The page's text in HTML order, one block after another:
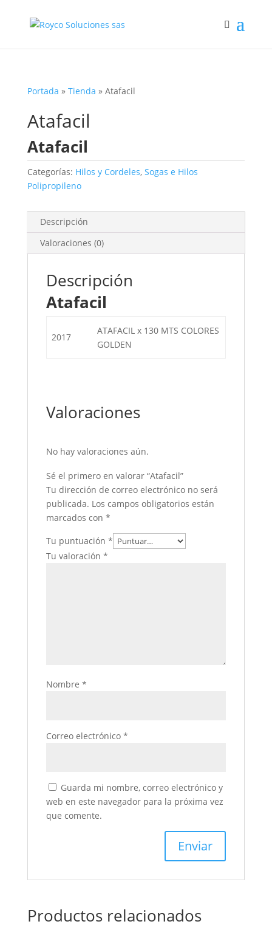
Portada » Tienda » Atafacil
Atafacil
Atafacil
Categorías: Hilos y Cordeles, Sogas e Hilos
Polipropileno
Descripción
Valoraciones (0)
Descripción
Atafacil
2017
ATAFACIL x 130 MTS COLORES
GOLDEN
Valoraciones
No hay valoraciones aún.
Sé el primero en valorar “Atafacil”
Tu dirección de correo electrónico no será
publicada. Los campos obligatorios están
marcados con *
Tu puntuación *
Tu valoración *
Nombre *
Correo electrónico *
Guarda mi nombre, correo electrónico y
web en este navegador para la próxima vez
que comente.
Productos relacionados